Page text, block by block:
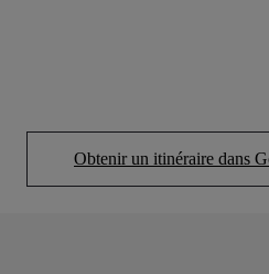
Obtenir un itinéraire dans